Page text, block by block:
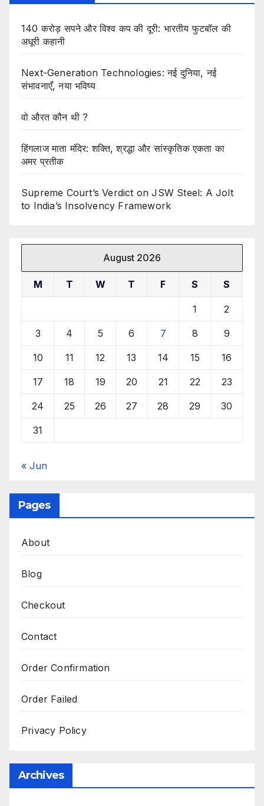
140 करोड़ सपने और विश्व कप की दूरी: भारतीय फुटबॉल की
अधूरी कहानी
Next-Generation Technologies: नई दुनिया, नई
संभावनाएँ, नया भविष्य
वो औरत कौन थी ?
हिंगलाज माता मंदिर: शक्ति, श्रद्धा और सांस्कृतिक एकता का
अमर प्रतीक
Supreme Court’s Verdict on JSW Steel: A Jolt
to India’s Insolvency Framework
August 2026
M T W T F S S
1 2
3 4 5 6 7 8 9
10 11 12 13 14 15 16
17 18 19 20 21 22 23
24 25 26 27 28 29 30
31
« Jun
Pages
About
Blog
Checkout
Contact
Order Confirmation
Order Failed
Privacy Policy
Archives